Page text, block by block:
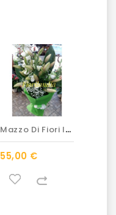
M
Azzo Di Fiori In Bianco
55,00 €